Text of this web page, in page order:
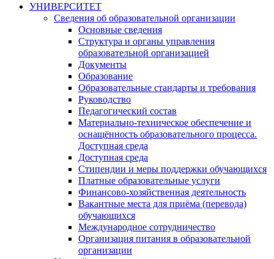
УНИВЕРСИТЕТ
Сведения об образовательной организации
Основные сведения
Структура и органы управления
образовательной организацией
Документы
Образование
Образовательные стандарты и требования
Руководство
Педагогический состав
Материально-техническое обеспечение и
оснащённость образовательного процесса.
Доступная среда
Доступная среда
Стипендии и меры поддержки обучающихся
Платные образовательные услуги
Финансово-хозяйственная деятельность
Вакантные места для приёма (перевода)
обучающихся
Международное сотрудничество
Организация питания в образовательной
организации